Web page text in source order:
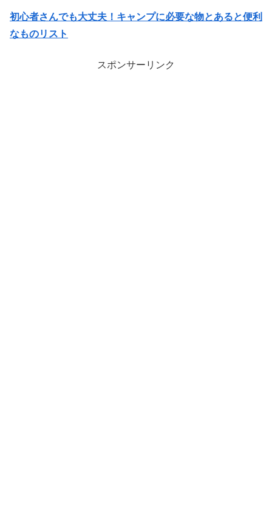
初心者さんでも大丈夫！キャンプに必要な物とあると便利
なものリスト
スポンサーリンク